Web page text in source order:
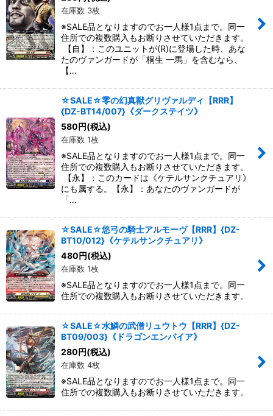
在庫数 3枚
※SALE品となりますのでお一人様1点まで。同一
住所での複数購入もお断りさせていただきます。
【自】：このユニットが(R)に登場した時、あな
たのヴァンガードが「桐生 一馬」を含むなら、
【…
☆SALE☆零の幻真獣グリヴァルディ【RRR】
{DZ-BT14/007}《ダークステイツ》
580円(税込)
在庫数 1枚
※SALE品となりますのでお一人様1点まで。同一
住所での複数購入もお断りさせていただきます。
【永】：このカードは《ケテルサンクチュアリ》
にも属する。【永】：あなたのヴァンガードが
「…
☆SALE☆悠弓の騎士アルモーヴ【RRR】{DZ-
BT10/012}《ケテルサンクチュアリ》
480円(税込)
在庫数 1枚
※SALE品となりますのでお一人様1点まで。同一
住所での複数購入もお断りさせていただきます。
☆SALE☆水鱗の武僧リュウトウ【RRR】{DZ-
BT09/003}《ドラゴンエンパイア》
280円(税込)
在庫数 4枚
※SALE品となりますのでお一人様1点まで。同一
住所での複数購入もお断りさせていただきます。